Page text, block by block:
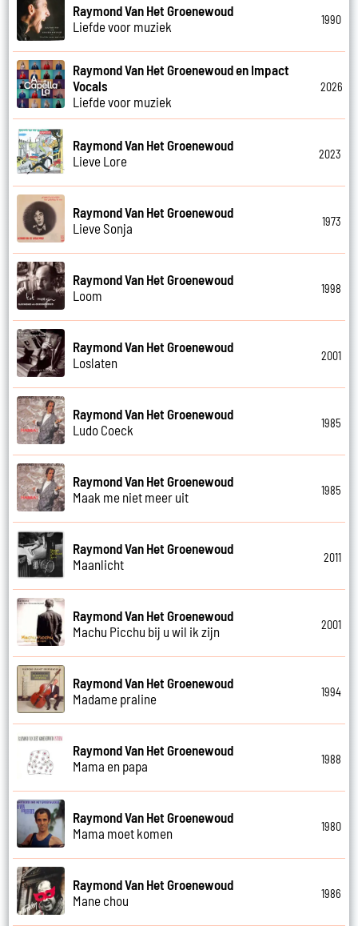
Raymond Van Het Groenewoud
Liefde voor muziek
1990
Raymond Van Het Groenewoud en Impact
Vocals
Liefde voor muziek
2026
Raymond Van Het Groenewoud
Lieve Lore
2023
Raymond Van Het Groenewoud
Lieve Sonja
1973
Raymond Van Het Groenewoud
Loom
1998
Raymond Van Het Groenewoud
Loslaten
2001
Raymond Van Het Groenewoud
Ludo Coeck
1985
Raymond Van Het Groenewoud
Maak me niet meer uit
1985
Raymond Van Het Groenewoud
Maanlicht
2011
Raymond Van Het Groenewoud
Machu Picchu bij u wil ik zijn
2001
Raymond Van Het Groenewoud
Madame praline
1994
Raymond Van Het Groenewoud
Mama en papa
1988
Raymond Van Het Groenewoud
Mama moet komen
1980
Raymond Van Het Groenewoud
Mane chou
1986